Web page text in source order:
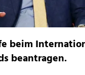
beim
beantragen.